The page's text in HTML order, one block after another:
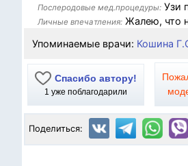
Послеродовые мед.процедуры: Узи
Личные впечатления: Жалею, что
Упоминаемые врачи: Кошина
Спасибо автору!
1 уже поблагодарили
Поделиться: